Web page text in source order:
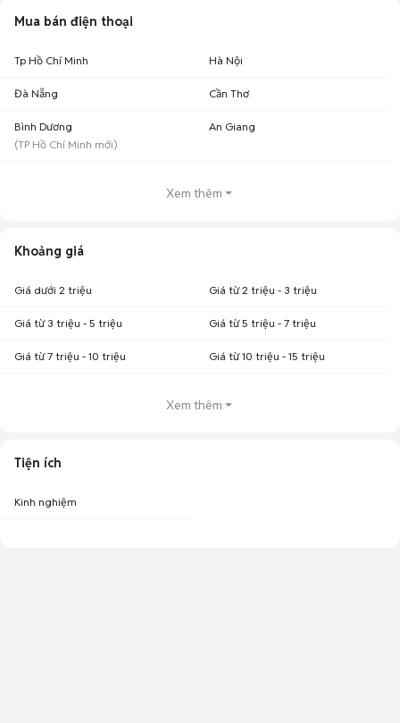
Mua bán điện thoại
Tp Hồ Chí Minh Hà Nội
Đà Nẵng Cần Thơ
Bình Dương
(TP Hồ Chí Minh mới)
An Giang
Xem thêm
Khoảng giá
Giá dưới 2 triệu Giá từ 2 triệu - 3 triệu
Giá từ 3 triệu - 5 triệu Giá từ 5 triệu - 7 triệu
Giá từ 7 triệu - 10 triệu Giá từ 10 triệu - 15 triệu
Xem thêm
Tiện ích
Kinh nghiệm